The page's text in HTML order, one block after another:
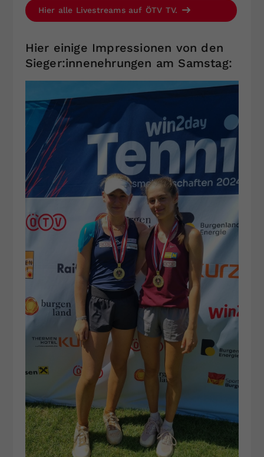
Hier alle Livestreams auf ÖTV TV.
Hier einige Impressionen von den
Sieger:innenehrungen am Samstag: